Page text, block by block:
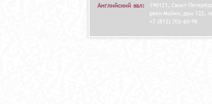
Английский зал:
190121, Санкт-
реки Мойки, дом 122,
+7 (812) 702-60-96